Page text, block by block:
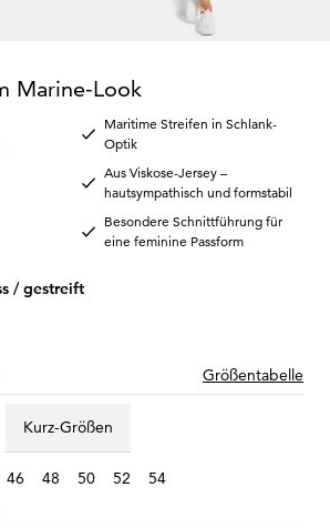
Marine-Look
Maritime Streifen in Schlank-
Optik
Aus Viskose-Jersey –
hautsympathisch und formstabil
Besondere Schnittführung für
eine feminine Passform
/ gestreift
Größentabelle
Kurz-Größen
46 48 50 52
54